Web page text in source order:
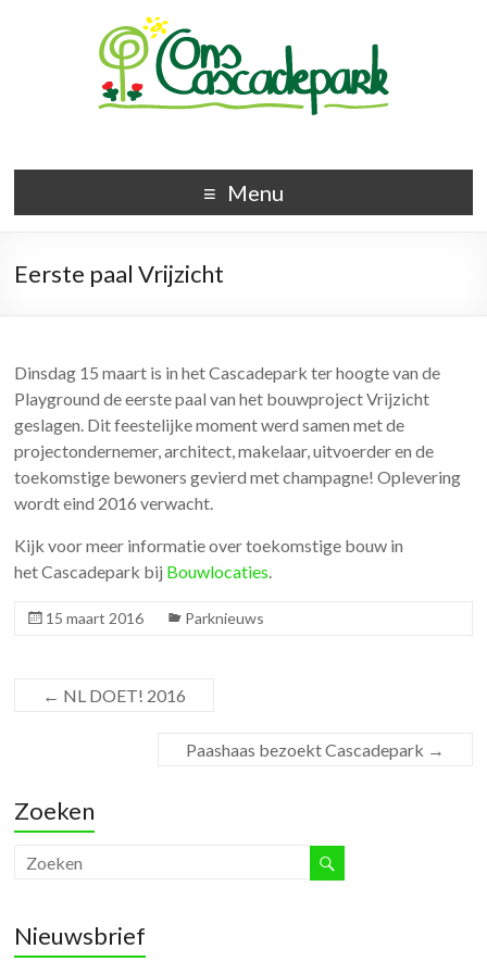
Menu
Eerste paal Vrijzicht
Dinsdag 15 maart is in het Cascadepark ter hoogte van de
Playground de eerste paal van het bouwproject Vrijzicht
geslagen. Dit feestelijke moment werd samen met de
projectondernemer, architect, makelaar, uitvoerder en de
toekomstige bewoners gevierd met champagne! Oplevering
wordt eind 2016 verwacht.
Kijk voor meer informatie over toekomstige bouw in
het Cascadepark bij Bouwlocaties.
15 maart 2016 Parknieuws
← NL DOET! 2016
Paashaas bezoekt Cascadepark →
Zoeken
Nieuwsbrief